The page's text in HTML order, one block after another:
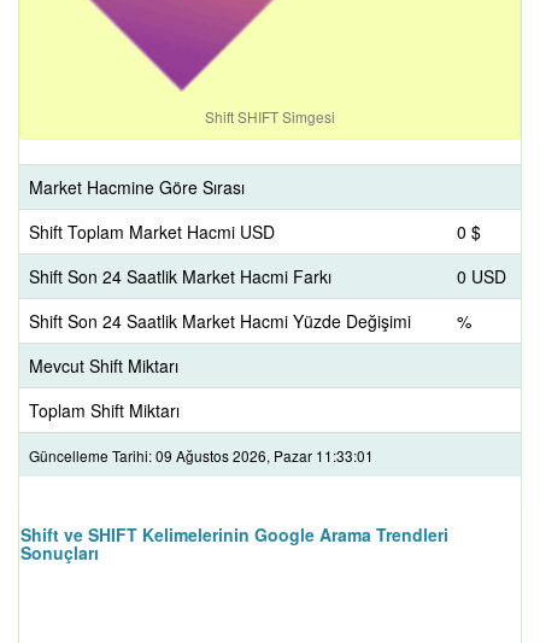
Shift SHIFT Simgesi
Market Hacmine Göre Sırası
Shift Toplam Market Hacmi USD
0 $
Shift Son 24 Saatlik Market Hacmi Farkı
0 USD
Shift Son 24 Saatlik Market Hacmi Yüzde Değişimi
%
Mevcut Shift Miktarı
Toplam Shift Miktarı
Güncelleme Tarihi: 09 Ağustos 2026, Pazar 11:33:01
Shift ve SHIFT Kelimelerinin Google Arama Trendleri
Sonuçları